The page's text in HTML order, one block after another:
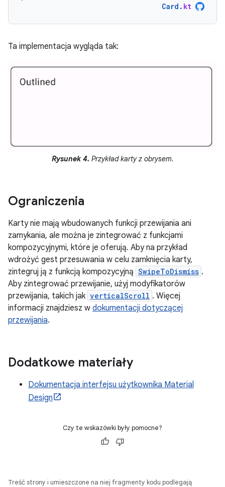
Card . kt
Ta implementacja wygląda tak:
Rysunek 4. Przykład karty z obrysem.
Ograniczenia
Karty nie mają wbudowanych funkcji przewijania ani
zamykania, ale można je zintegrować z funkcjami
kompozycyjnymi, które je oferują. Aby na przykład
wdrożyć gest przesuwania w celu zamknięcia karty,
zintegruj ją z funkcją kompozycyjną SwipeToDismiss .
Aby zintegrować przewijanie, użyj modyfikatorów
przewijania, takich jak verticalScroll . Więcej
informacji znajdziesz w dokumentacji dotyczącej
przewijania.
Dodatkowe materiały
Dokumentacja interfejsu użytkownika Material
Design
Czy te wskazówki były pomocne?
Treść strony i umieszczone na niej fragmenty kodu podlegają